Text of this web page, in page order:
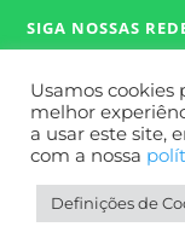
SIGA NOSSAS
Site Desenvolvido
Usamos cookies
melhor
a usar este site,
com a nossa
Definições de